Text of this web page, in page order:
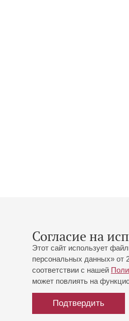
Согласие на
Этот сайт использует
персональных данных» от
соответствии с нашей
может повлиять на
Подтвердить